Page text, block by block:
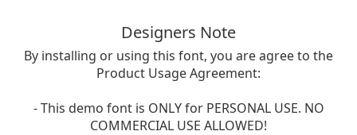
Designers Note
By installing or using this font, you are agree to the
Product Usage Agreement:
- This demo font is ONLY for PERSONAL USE. NO
COMMERCIAL USE ALLOWED!